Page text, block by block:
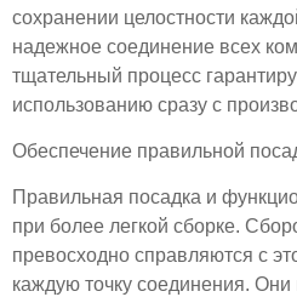
сохранении целостности
надежное соединение всех
тщательный процесс
использованию сразу с
Обеспечение правильной
Правильная посадка и
при более легкой сборке.
превосходно справляются с
каждую точку соединения. Они